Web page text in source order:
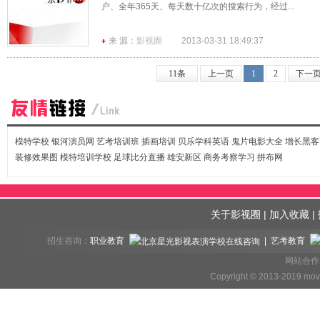
户、全年365天、每天数十亿次的搜索行为，经过...
来 源： 影视圈 2013-03-31 18:49:37
11条 上一页 1 2 下一
模特学校 银河演员网 艺考培训班 插画培训 贝乐学科英语 鬼片电影大全 增长黑客
装修效果图 模特培训学校 足球比分直播 雄安新区 商务考察学习 拼布网
关于影视圈 | 加入收藏 |
招生咨询：职业教育
| 艺考教育
网站合
Copyright © 2013-2019